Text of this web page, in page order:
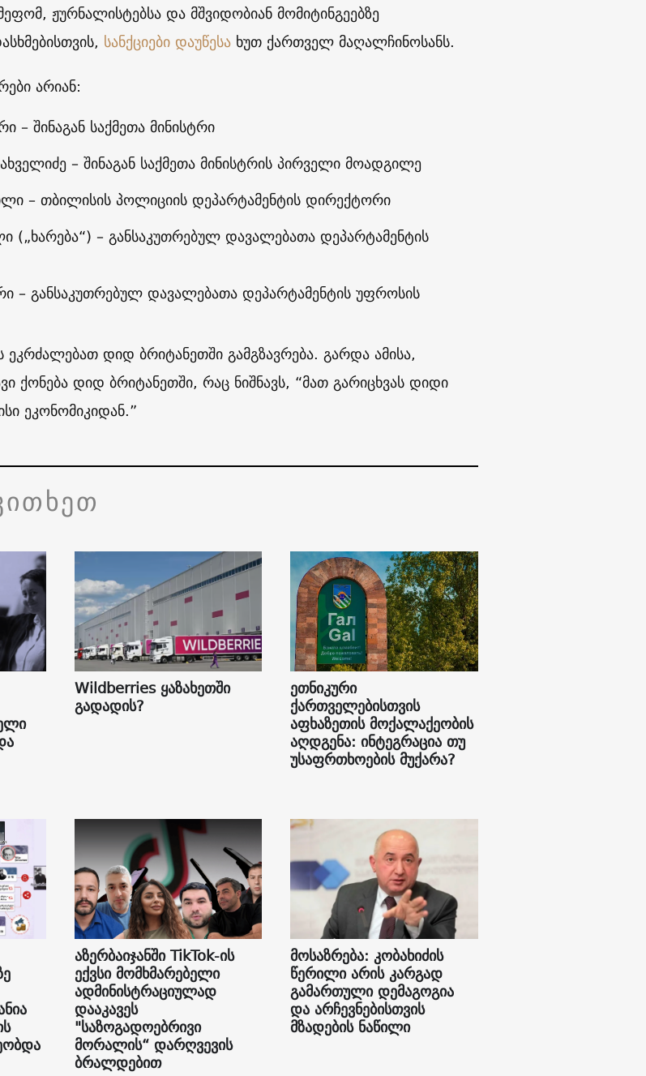
ჟურნალისტებსა და მშვიდობიან მომიტინგეებზე
სანქციები დაუწესა ხუთ ქართველ მაღალჩინოსანს.
არიან:
– შინაგან საქმეთა მინისტრი
– შინაგან საქმეთა მინისტრის პირველი მოადგილე
– თბილისის პოლიციის დეპარტამენტის დირექტორი
(„ხარება“) – განსაკუთრებულ დავალებათა დეპარტამენტის
– განსაკუთრებულ დავალებათა დეპარტამენტის უფროსის
ეკრძალებათ დიდ ბრიტანეთში გამგზავრება. გარდა ამისა,
ქონება დიდ ბრიტანეთში, რაც ნიშნავს, “მათ გარიცხვას დიდი
ეკონომიკიდან.”
Wildberries ყაზახეთში
გადადის?
ეთნიკური
ქართველებისთვის
აფხაზეთის მოქალაქეობის
აღდგენა: ინტეგრაცია თუ
უსაფრთხოების მუქარა?
აზერბაიჯანში TikTok-ის
ექვსი მომხმარებელი
ადმინისტრაციულად
დააკავეს
"საზოგადოებრივი
მორალის“ დარღვევის
ბრალდებით
მოსაზრება: კობახიძის
წერილი არის კარგად
გამართული დემაგოგია
და არჩევნებისთვის
მზადების ნაწილი